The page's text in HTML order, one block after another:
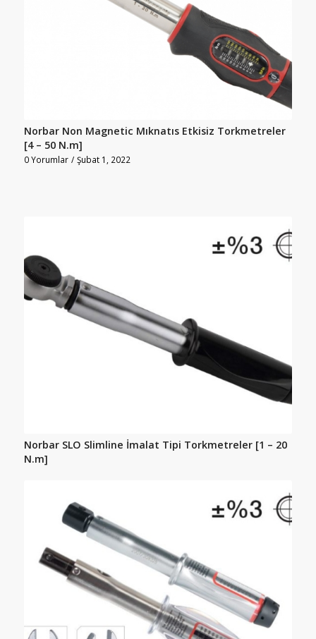
Norbar Non Magnetic Mıknatıs Etkisiz Torkmetreler
[4 – 50 N.m]
0 Yorumlar / Şubat 1, 2022
Norbar SLO Slimline İmalat Tipi Torkmetreler [1 – 20
N.m]